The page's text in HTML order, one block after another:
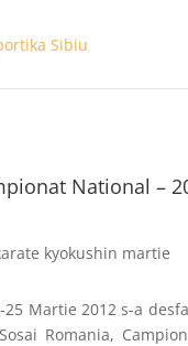
National –
25 Martie 2012 s-a
Romania,